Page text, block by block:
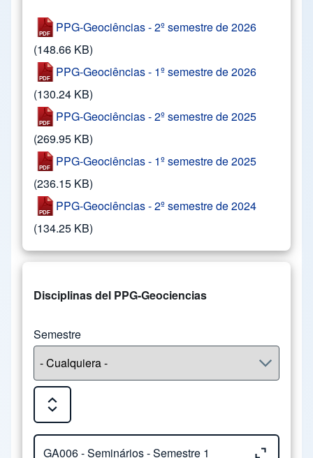
PPG-Geociências - 2º semestre de 2026
(148.66 KB)
PPG-Geociências - 1º semestre de 2026
(130.24 KB)
PPG-Geociências - 2º semestre de 2025
(269.95 KB)
PPG-Geociências - 1º semestre de 2025
(236.15 KB)
PPG-Geociências - 2º semestre de 2024
(134.25 KB)
Disciplinas del PPG-Geociencias
Semestre
Expand or Collapse all sections
GA006 - Seminários - Semestre 1
Close or Open tab vvja-pane-63502131-1-pane